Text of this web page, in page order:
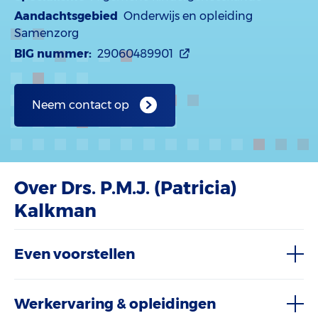
Aandachtsgebied Onderwijs en opleiding
Samenzorg
BIG nummer: 29060489901
Neem contact op
Over Drs. P.M.J. (Patricia)
Kalkman
Even voorstellen
Werkervaring & opleidingen